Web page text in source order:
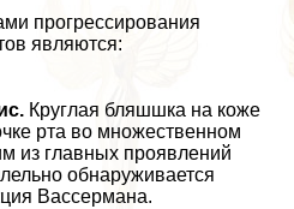
прогрессирования
являются:
Круглая бляшшка на коже
рта во множественном
из главных проявлений
обнаруживается
Вассермана.